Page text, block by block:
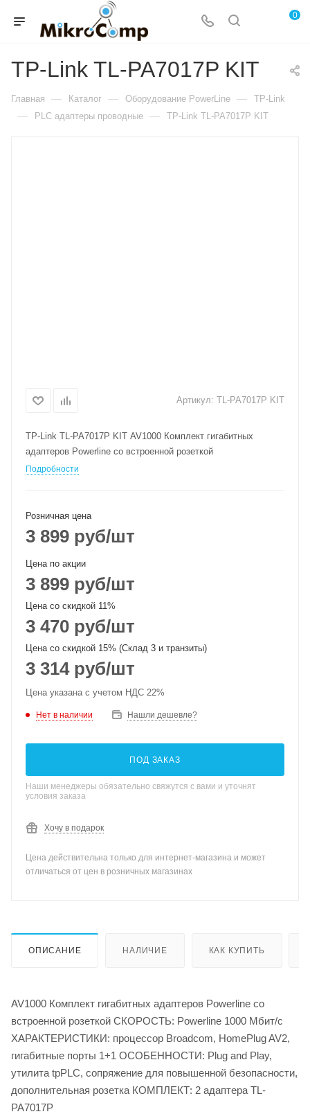
0
TP-Link TL-PA7017P KIT
Главная — Каталог — Оборудование PowerLine — TP-Link
— PLC адаптеры проводные — TP-Link TL-PA7017P KIT
Артикул: TL-PA7017P KIT
TP-Link TL-PA7017P KIT AV1000 Комплект гигабитных
адаптеров Powerline со встроенной розеткой
Подробности
Розничная цена
3 899 руб/шт
Цена по акции
3 899 руб/шт
Цена со скидкой 11%
3 470 руб/шт
Цена со скидкой 15% (Склад 3 и транзиты)
3 314руб/шт
Цена указана с учетом НДС 22%
Нет в наличии Нашли дешевле?
ПОД ЗАКАЗ
Наши менеджеры обязательно свяжутся с вами и уточнят
условия заказа
Хочу в подарок
Цена действительна только для интернет-магазина и может
отличаться от цен в розничных магазинах
ОПИСАНИЕ НАЛИЧИЕ КАК КУПИТЬ
AV1000 Комплект гигабитных адаптеров Powerline со
встроенной розеткой СКОРОСТЬ: Powerline 1000 Мбит/с
ХАРАКТЕРИСТИКИ: процессор Broadcom, HomePlug AV2,
гигабитные порты 1+1 ОСОБЕННОСТИ: Plug and Play,
утилита tpPLC, сопряжение для повышенной безопасности,
дополнительная розетка КОМПЛЕКТ: 2 адаптера TL-
PA7017P